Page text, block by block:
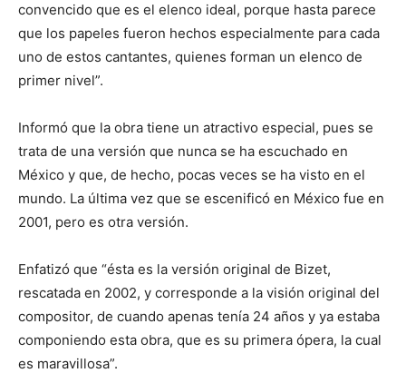
convencido que es el elenco ideal, porque hasta parece
que los papeles fueron hechos especialmente para cada
uno de estos cantantes, quienes forman un elenco de
primer nivel”.
Informó que la obra tiene un atractivo especial, pues se
trata de una versión que nunca se ha escuchado en
México y que, de hecho, pocas veces se ha visto en el
mundo. La última vez que se escenificó en México fue en
2001, pero es otra versión.
Enfatizó que “ésta es la versión original de Bizet,
rescatada en 2002, y corresponde a la visión original del
compositor, de cuando apenas tenía 24 años y ya estaba
componiendo esta obra, que es su primera ópera, la cual
es maravillosa”.